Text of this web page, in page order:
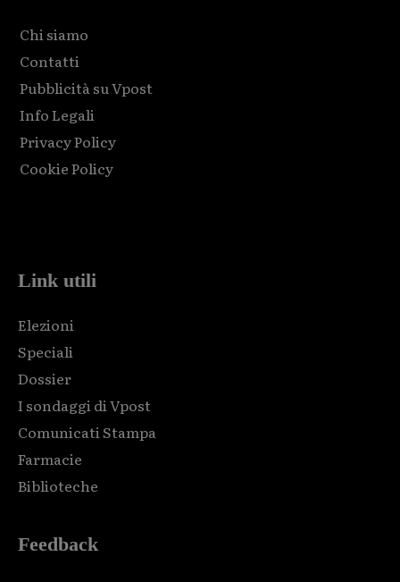
Chi siamo
Contatti
Pubblicità su Vpost
Info Legali
Privacy Policy
Cookie Policy
Link utili
Elezioni
Speciali
Dossier
I sondaggi di Vpost
Comunicati Stampa
Farmacie
Biblioteche
Feedback